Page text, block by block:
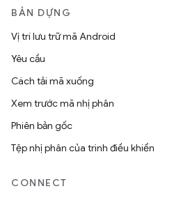
BẢN DỰNG
Vị trí lưu trữ mã Android
Yêu cầu
Cách tải mã xuống
Xem trước mã nhị phân
Phiên bản gốc
Tệp nhị phân của trình điều khiển
CONNECT